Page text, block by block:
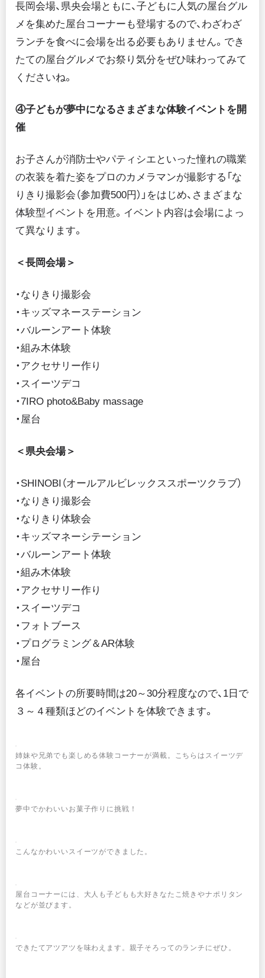
長岡会場、県央会場ともに、子どもに人気の屋台グル
メを集めた屋台コーナーも登場するので、わざわざ
ランチを食べに会場を出る必要もありません。でき
たての屋台グルメでお祭り気分をぜひ味わってみて
くださいね。
④子どもが夢中になるさまざまな体験イベントを開
催
お子さんが消防士やパティシエといった憧れの職業
の衣装を着た姿をプロのカメラマンが撮影する「な
りきり撮影会（参加費500円）」をはじめ、さまざまな
体験型イベントを用意。イベント内容は会場によっ
て異なります。
＜長岡会場＞
・なりきり撮影会
・キッズマネーステーション
・バルーンアート体験
・組み木体験
・アクセサリー作り
・スイーツデコ
・7IRO photo&Baby massage
・屋台
＜県央会場＞
・SHINOBI（オールアルビレックススポーツクラブ）
・なりきり撮影会
・なりきり体験会
・キッズマネーシテーション
・バルーンアート体験
・組み木体験
・アクセサリー作り
・スイーツデコ
・フォトブース
・プログラミング＆AR体験
・屋台
各イベントの所要時間は20～30分程度なので、1日で
３～４種類ほどのイベントを体験できます。
姉妹や兄弟でも楽しめる体験コーナーが満載。こちらはスイーツデ
コ体験。
夢中でかわいいお菓子作りに挑戦！
こんなかわいいスイーツができました。
屋台コーナーには、大人も子どもも大好きなたこ焼きやナポリタン
などが並びます。
できたてアツアツを味わえます。親子そろってのランチにぜひ。